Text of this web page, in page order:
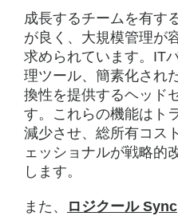
成長するチームを有す
が良く、大規模管理が
求められています。IT
理ツール、簡素化され
換性を提供するヘッド
す。これらの機能はト
減少させ、総所有コス
ェッショナルが戦略的
します。
また、 ロジクール Sync